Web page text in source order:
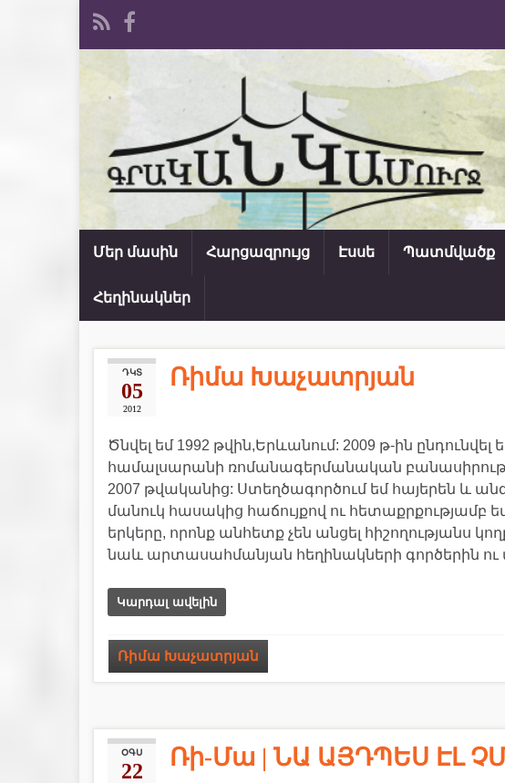
Մեր մասին Հարցազրույց Էսսե Պատմվածք
Հեղինակներ
ԴԿՏ
05
2012
Ռիմա Խաչատրյան
Ծնվել եմ 1992 թվին,Երևանում: 2009 թ-ին
համալսարանի ռոմանագերմանական
2007 թվականից: Ստեղծագործում եմ հայերեն և
մանուկ հասակից հաճույքով ու հետաքրքությամբ
երկերը, որոնք անհետք չեն անցել հիշողությանս
նաև արտասահմանյան հեղինակների գործերին
Կարդալ ավելին
Ռիմա Խաչատրյան
ՕԳՍ
22 Ռի-Մա | ՆԱ ԱՅԴՊԵՍ ԷԼ